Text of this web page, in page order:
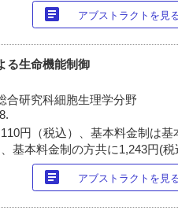
article アブストラクトを見
る生命機能制御
合研究科細胞生理学分野
円（税込）、基本料金制は基
基本料金制の方共に1,243円(税
article アブストラクトを見